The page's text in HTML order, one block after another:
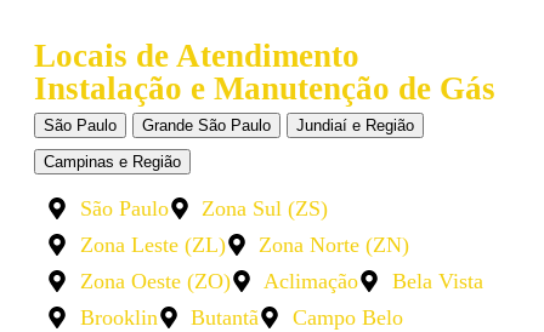
Locais de Atendimento
Instalação e Manutenção de Gás
São Paulo Grande São Paulo
Jundiaí e Região
Campinas e Região
São Paulo
Zona Sul (ZS)
Zona Leste (ZL)
Zona Norte (ZN)
Zona Oeste (ZO)
Aclimação
Bela Vista
Brooklin
Butantã
Campo Belo